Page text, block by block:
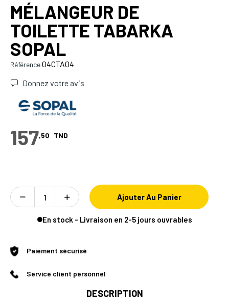
MÉLANGEUR DE
TOILETTE TABARKA
SOPAL
Référence04CTA04
Donnez votre avis
157,50 TND
Ajouter Au Panier
En stock - Livraison en 2-5 jours ouvrables
Paiement sécurisé
Service client personnel
DESCRIPTION